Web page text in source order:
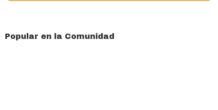
Popular en la Comunidad